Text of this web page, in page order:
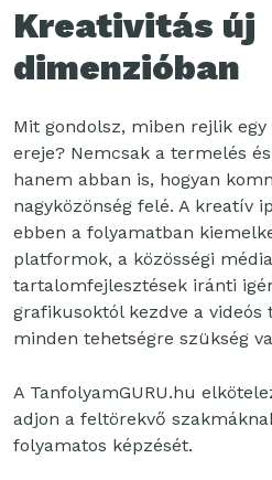
Kreativitás új
dimenzióban
Mit gondolsz, miben rejlik
ereje? Nemcsak a termelés
hanem abban is, hogyan
nagyközönség felé. A kreatív
ebben a folyamatban
platformok, a közösségi
tartalomfejlesztések iránti
grafikusoktól kezdve a
minden tehetségre szükség
A TanfolyamGURU.hu
adjon a feltörekvő
folyamatos képzését.